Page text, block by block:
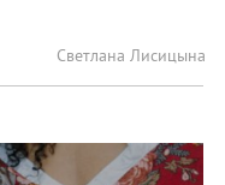
Светлана Лисицына